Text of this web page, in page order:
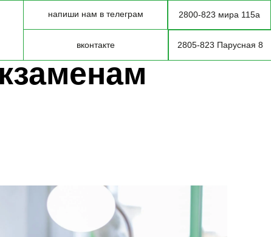
напиши нам в телеграм
вконтакте
2800-823 мира 115а
2805-823 Парусная 8